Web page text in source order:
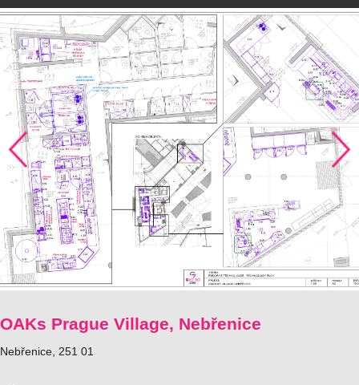
OAKs Prague Village, Nebřenice
Nebřenice, 251 01